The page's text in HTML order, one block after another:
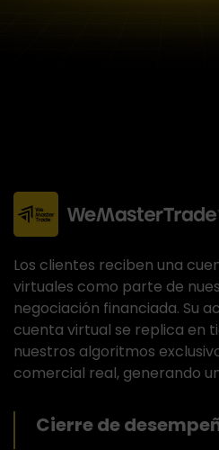
Los clientes reciben una
virtuales como parte de
negociación financiada. Su
cuenta virtual se replica en
nuestros algoritmos
comercial real, generando
Cierre de